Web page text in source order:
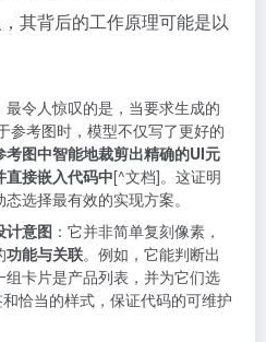
其背后的工作原理可能是以
最令人惊叹的是，当要求生成的
参考图时，模型不仅写了更好的
考图中智能地裁剪出精确的UI元
接嵌入代码中[^文档]。这证明
选择最有效的实现方案。
计意图 ：它并非简单复刻像素，
功能与关联。例如，它能判断出
卡片是产品列表，并为它们选
恰当的样式，保证代码的可维护